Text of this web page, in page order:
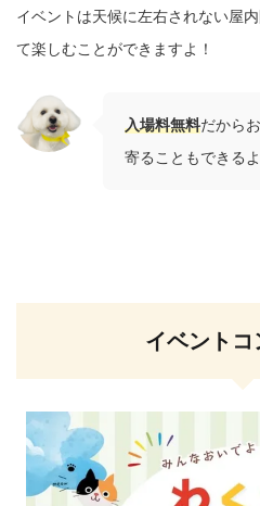
イベントは天候に左右されない屋
て楽しむことができますよ！
入場料無料だから
寄ることもできるよ
イベントコ